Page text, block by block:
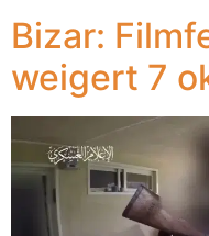
Bizar:
weigert 7